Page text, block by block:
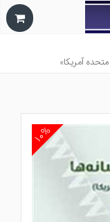
آمريكا»
۱۰%